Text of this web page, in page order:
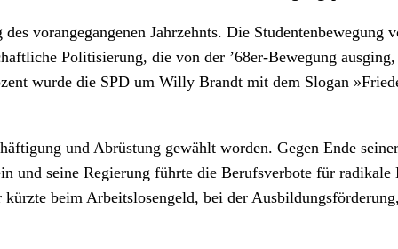
vorangegangenen Jahrzehnts. Die Studentenbewegung
Politisierung, die von der ’68er-Bewegung
wurde die SPD um Willy Brandt mit dem Slogan
und Abrüstung gewählt worden. Gegen Ende
und seine Regierung führte die Berufsverbote für
beim Arbeitslosengeld, bei der